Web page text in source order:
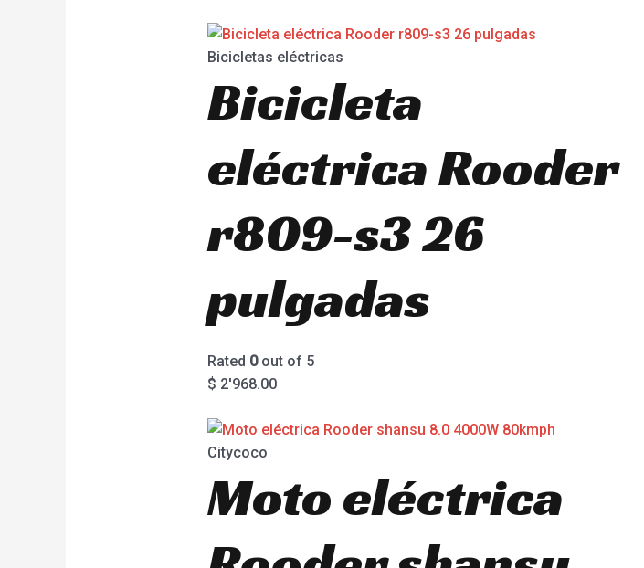
Bicicletas eléctricas
Bicicleta
eléctrica Rooder
r809-s3 26
pulgadas
Rated 0out of 5
$ 2'968.00
Citycoco
Moto eléctrica